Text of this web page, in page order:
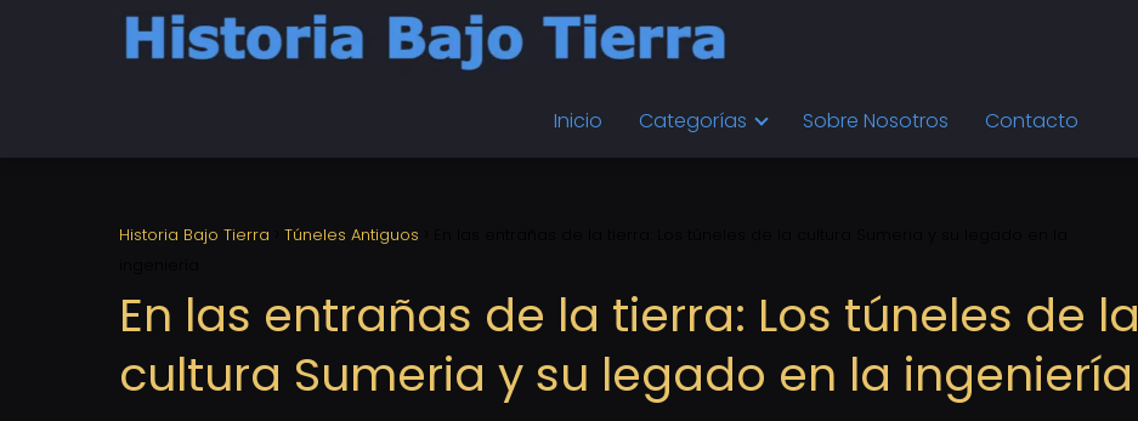
Inicio Categorías Sobre Nosotros Contacto
Historia Bajo Tierra Túneles Antiguos
En las entrañas de la tierra: Los túneles de la
cultura Sumeria y su legado en la ingeniería